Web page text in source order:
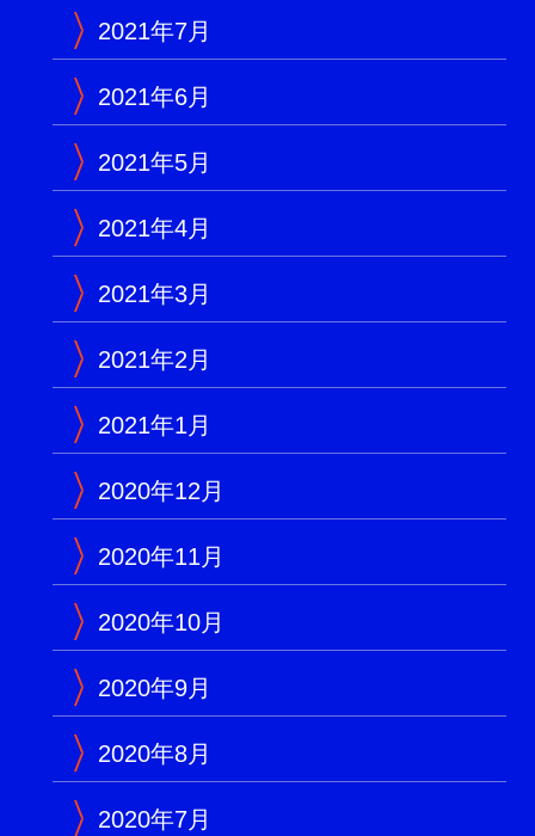
2021年7月
2021年6月
2021年5月
2021年4月
2021年3月
2021年2月
2021年1月
2020年12月
2020年11月
2020年10月
2020年9月
2020年8月
2020年7月